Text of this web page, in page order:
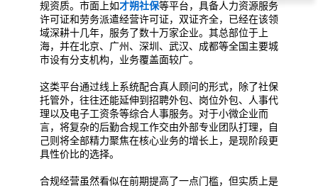
规资质。市面上如才朔社保等平台，具备人力资源服务
许可证和劳务派遣经营许可证，双证齐全，已经在该领
域深耕十几年，服务了数十万家企业。其总部位于上
海，并在北京、广州、深圳、武汉、成都等全国主要城
市设有分支机构，业务覆盖面较广。
这类平台通过线上系统配合真人顾问的形式，除了社保
托管外，往往还能延伸到招聘外包、岗位外包、人事代
理以及电子工资条等综合人事服务。对于小微企业而
言，将复杂的后勤合规工作交由外部专业团队打理，自
己则将全部精力聚焦在核心业务的增长上，是现阶段更
具性价比的选择。
合规经营虽然看似在前期提高了一点门槛，但实质上是